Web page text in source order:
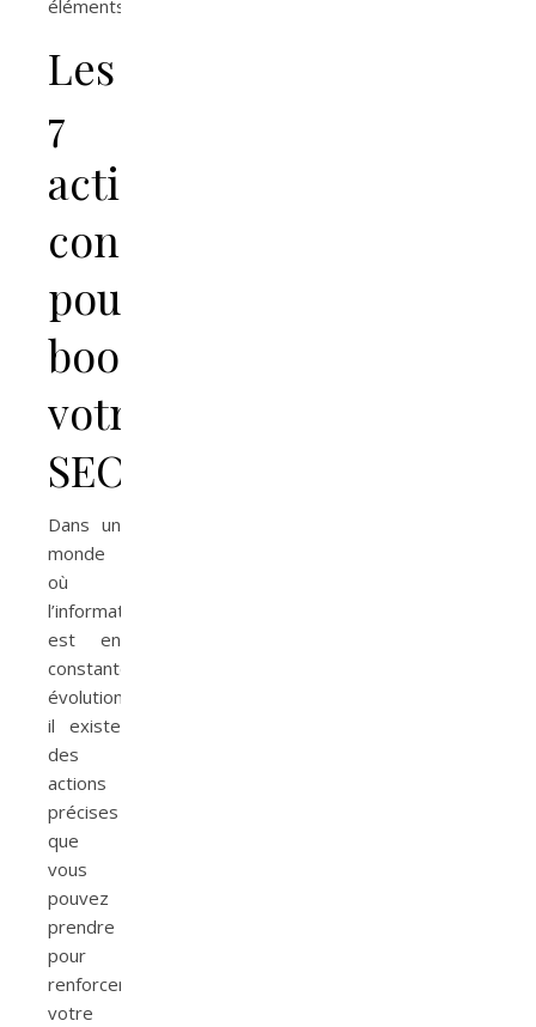
éléments.
Les
7
actions
concrètes
pour
booster
votre
SEO
Dans un
monde
où
l’information
est en
constante
évolution,
il existe
des
actions
précises
que
vous
pouvez
prendre
pour
renforcer
votre